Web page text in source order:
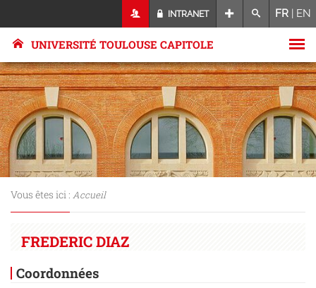
INTRANET FR | EN
UNIVERSITÉ TOULOUSE CAPITOLE
Vous êtes ici : Accueil
FREDERIC DIAZ
Coordonnées